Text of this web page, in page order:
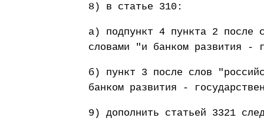
8) в статье 310:
а) подпункт 4 пункта 2 после
словами "и банком развития -
б) пункт 3 после слов
банком развития -
9) дополнить статьей 3321